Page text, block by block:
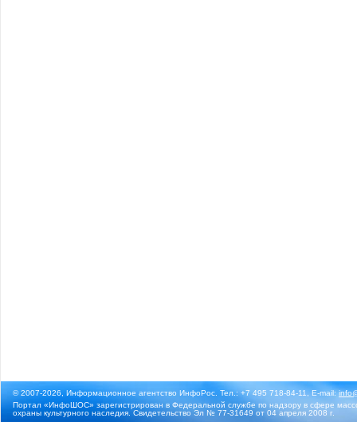
© 2007-2026, Информационное агентство ИнфоРос. Тел.: +7 495 718-84-11, E-mail:
Портал «ИнфоШОС» зарегистрирован в Федеральной службе по надзору в сфере
охраны культурного наследия. Свидетельство Эл № 77-31649 от 04 апреля 2008 г.